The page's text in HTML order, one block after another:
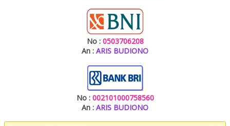
No : 0503706208
An : ARIS BUDIONO
No : 002101000758560
An : ARIS BUDIONO